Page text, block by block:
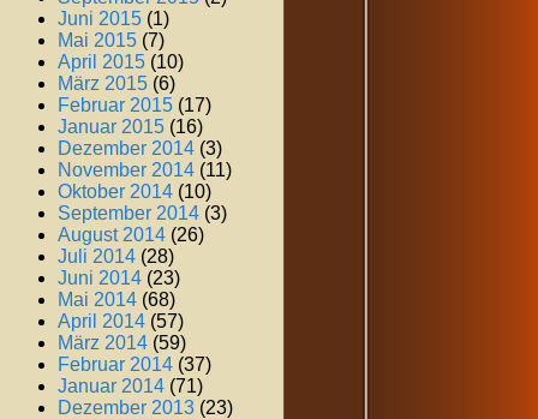
Juni 2015 (1)
Mai 2015 (7)
April 2015 (10)
März 2015 (6)
Februar 2015 (17)
Januar 2015 (16)
Dezember 2014 (3)
November 2014 (11)
Oktober 2014 (10)
September 2014 (3)
August 2014 (26)
Juli 2014 (28)
Juni 2014 (23)
Mai 2014 (68)
April 2014 (57)
März 2014 (59)
Februar 2014 (37)
Januar 2014 (71)
Dezember 2013 (23)